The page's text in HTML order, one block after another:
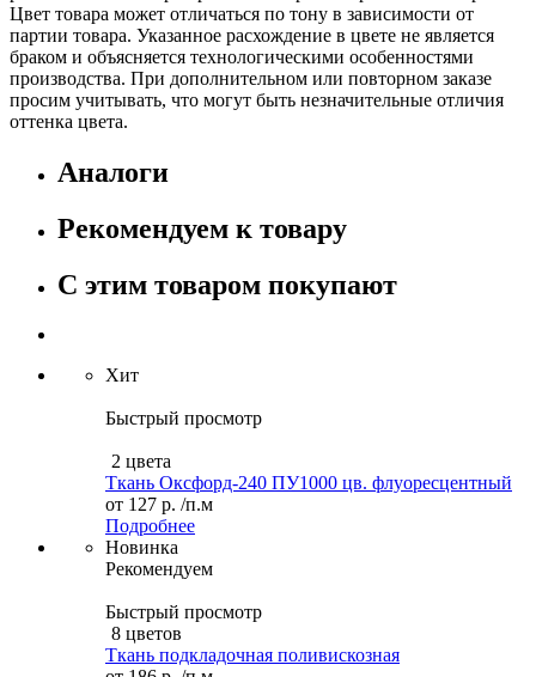
Цвет товара может отличаться по тону в зависимости от
партии товара. Указанное расхождение в цвете не является
браком и объясняется технологическими особенностями
производства. При дополнительном или повторном заказе
просим учитывать, что могут быть незначительные отличия
оттенка цвета.
Аналоги
Рекомендуем к товару
С этим товаром покупают
Хит
Быстрый просмотр
2 цвета
Ткань Оксфорд-240 ПУ1000 цв. флуоресцентный
от 127 р. /п.м
Подробнее
Новинка
Рекомендуем
Быстрый просмотр
8 цветов
Ткань подкладочная поливискозная